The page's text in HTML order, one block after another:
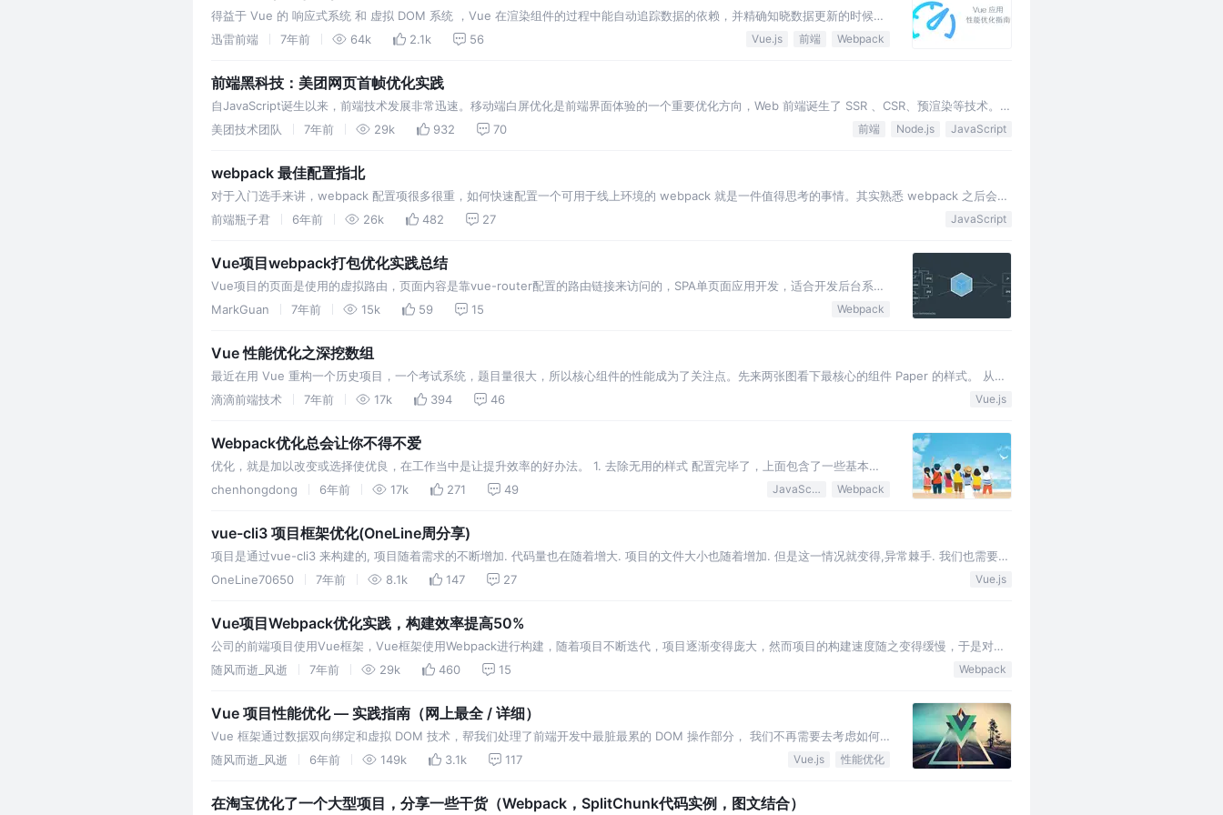
得益于 Vue 的 响应式系统 和 虚拟 DOM 系统 ，Vue 在渲染组件的过程中能自动追踪数据的依赖，并精确知晓数据更新的时候哪
个组件需要重新渲染，渲染之后也会经过虚拟 DOM diff 之后才会真正更新到 DOM 上，Vue 应用的开发者一般不需要做额外的优
迅雷前端 7年前 64k 2.1k 56 Vue.js 前端 Webpack
前端黑科技：美团网页首帧优化实践
自JavaScript诞生以来，前端技术发展非常迅速。移动端白屏优化是前端界面体验的一个重要优化方向，Web 前端诞生了 SSR 、CSR、预渲染等技术。在
美团支付的前端技术体系里，通过预渲染提升网页首帧优化，从而优化了白屏问题，提升用户体验，并形成了最佳实践。 通过对比，同构…
美团技术团队 7年前 29k 932 70 前端 Node.js JavaScript
webpack 最佳配置指北
对于入门选手来讲，webpack 配置项很多很重，如何快速配置一个可用于线上环境的 webpack 就是一件值得思考的事情。其实熟悉 webpack 之后会发
现很简单，基础的配置可以分为以下几个方面： entry 、 output 、 mode 、 resolve 、 modu…
前端瓶子君 6年前 26k 482 27 JavaScript
Vue项目webpack打包优化实践总结
Vue项目的页面是使用的虚拟路由，页面内容是靠vue-router配置的路由链接来访问的，SPA单页面应用开发，适合开发后台系
统，但是对搜索引擎不友好，因为最后只生成一个页面。 搜索引擎是靠页面的链接来爬取网页内容，然后搜录进去搜索引擎数据库
MarkGuan 7年前 15k 59 15 Webpack
Vue 性能优化之深挖数组
最近在用 Vue 重构一个历史项目，一个考试系统，题目量很大，所以核心组件的性能成为了关注点。先来两张图看下最核心的组件 Paper 的样式。 从图
中来看，分为答题区与选择面板区。 答题模式与学习模式可以相互切换，控制正确答案显隐。 单选与判断题直接点击就记录答案正确性，多选是…
滴滴前端技术 7年前 17k 394 46 Vue.js
Webpack优化总会让你不得不爱
优化，就是加以改变或选择使优良，在工作当中是让提升效率的好办法。 1. 去除无用的样式 配置完毕了，上面包含了一些基本的
配置。大家可以把重点放在注释为去除无用的样式代码部分即可了 2. 动态添加CDN 3. Tree-shaking 可想而知，副作用出现了，
chenhongdong 6年前 17k 271 49 JavaScript Webpack
vue-cli3 项目框架优化(OneLine周分享)
项目是通过vue-cli3 来构建的, 项目随着需求的不断增加. 代码量也在随着增大. 项目的文件大小也随着增加. 但是这一情况就变得,异常棘手. 我们也需要找
到解决办法, 来处理这件事情, 来提高项目的运行效率. 在考虑优化之前, 我们来看下在之前项目的结构中, 我们需要做什…
OneLine70650 7年前 8.1k 147 27 Vue.js
Vue项目Webpack优化实践，构建效率提高50%
公司的前端项目使用Vue框架，Vue框架使用Webpack进行构建，随着项目不断迭代，项目逐渐变得庞大，然而项目的构建速度随之变得缓慢，于是对
Webpack构建进行优化变得刻不容缓。经过不断的摸索和实践，通过以下方法优化后，项目的构建速度提高了50%。现将相关优化方法进行总结分…
随风而逝_风逝 7年前 29k 460 15 Webpack
Vue 项目性能优化 — 实践指南（网上最全 / 详细）
Vue 框架通过数据双向绑定和虚拟 DOM 技术，帮我们处理了前端开发中最脏最累的 DOM 操作部分， 我们不再需要去考虑如何
操作 DOM 以及如何最高效地操作 DOM；但 Vue 项目中仍然存在项目首屏优化、Webpack 编译配置优化等问题，所以我们仍然
随风而逝_风逝 6年前 149k 3.1k 117 Vue.js 性能优化
在淘宝优化了一个大型项目，分享一些干货（Webpack，SplitChunk代码实例，图文结合）